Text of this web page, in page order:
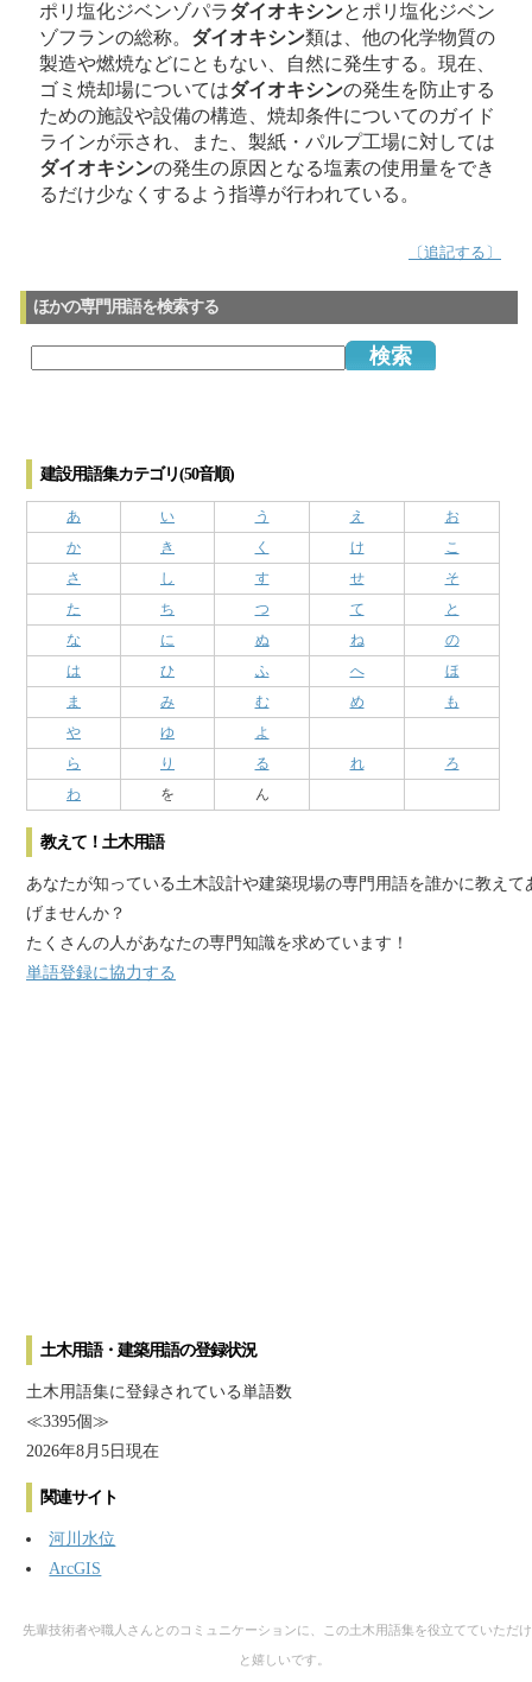
ポリ塩化ジベンゾパラダイオキシンとポリ塩化ジベン
ゾフランの総称。 ダイオキシン類は、他の化学物質の
製造や燃焼などにともない、自然に発生する。現在、
ゴミ焼却場についてはダイオキシンの発生を防止する
ための施設や設備の構造、焼却条件についてのガイド
ラインが示され、また、製紙・パルプ工場に対しては
ダイオキシンの発生の原因となる塩素の使用量をでき
るだけ少なくするよう指導が行われている。
〔追記する〕
ほかの専門用語を検索する
建設用語集カテゴリ(50音順)
あ い う え
お
か
き く け
こ
さ
し す せ
そ
た
ち つ て
と
な
に ぬ ね
の
は
ひ ふ へ
ほ
ま
み む め
も
や
ゆ
よ
ら
り る れ
ろ
わ
を ん
教えて！土木用語
あなたが知っている土木設計や建築現場の専門用語を誰かに教えて
げませんか？
たくさんの人があなたの専門知識を求めています！
単語登録に協力する
土木用語・建築用語の登録状況
土木用語集に登録されている単語数
≪3395個≫
2026年8月5日現在
関連サイト
河川水位
ArcGIS
先輩技術者や職人さんとのコミュニケーションに、この土木用語集を役立てていただ
と嬉しいです。